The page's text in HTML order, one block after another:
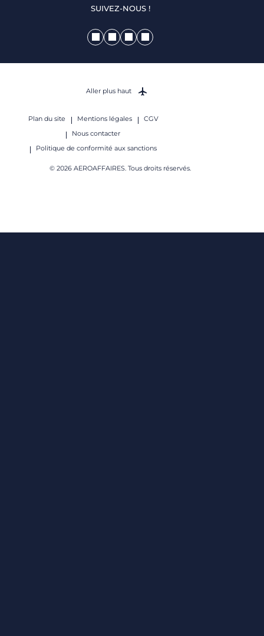
SUIVEZ-NOUS !
Plan du site Mentions légales
CGV
Nous contacter
Politique de conformité aux sanctions
© 2026 AEROAFFAIRES. Tous droits réservés.
Aller plus haut